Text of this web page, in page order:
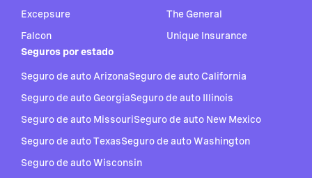
Excepsure
Falcon
The General
Unique Insurance
Seguros por estado
Seguro de auto ArizonaSeguro de auto California
Seguro de auto GeorgiaSeguro de auto Illinois
Seguro de auto MissouriSeguro de auto New Mexico
Seguro de auto TexasSeguro de auto Washington
Seguro de auto Wisconsin